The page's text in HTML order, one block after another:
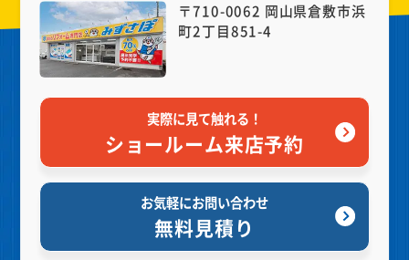
〒710-0062 岡山県倉敷市浜
町2丁目851-4
実際に見て触れる！
ショールーム来店予約
お気軽にお問い合わせ
無料見積り